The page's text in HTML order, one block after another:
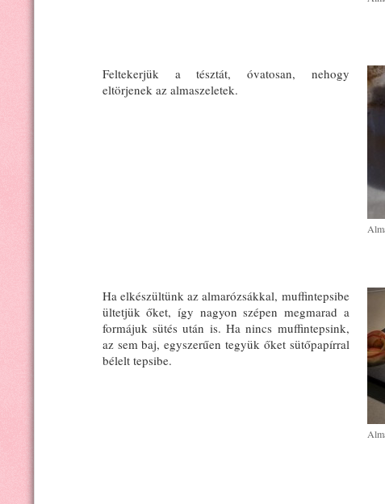
Feltekerjük a tésztát, óvatosan, nehogy
eltörjenek az almaszeletek.
Ha elkészültünk az almarózsákkal, muffintepsibe
ültetjük őket, így nagyon szépen megmarad a
formájuk sütés után is. Ha nincs muffintepsink,
az sem baj, egyszerűen tegyük őket sütőpapírral
bélelt tepsibe.